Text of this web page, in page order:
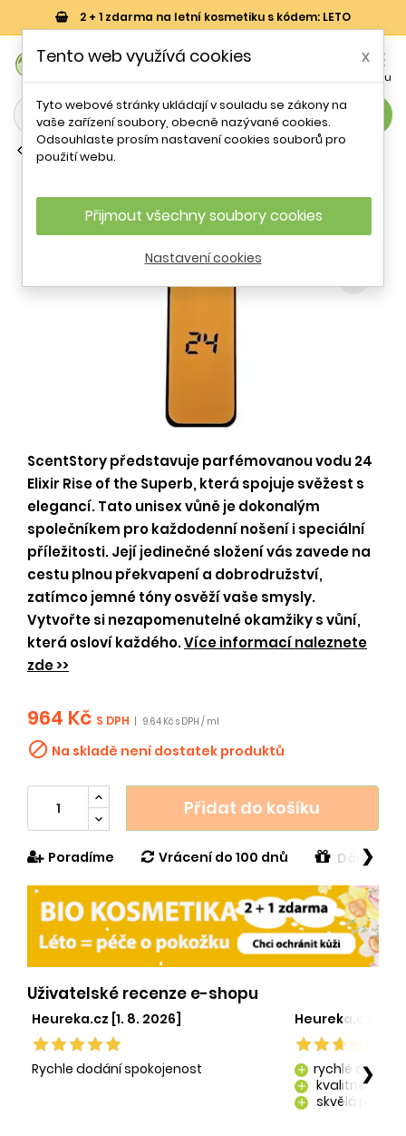
2 + 1 zdarma na letní kosmetiku s kódem: LETO

Menu
search
Parfémové vody (EDP)
EDP U 100 ml
ScentStory představuje parfémovanou vodu 24
Elixir Rise of the Superb, která spojuje svěžest s
elegancí. Tato unisex vůně je dokonalým
společníkem pro každodenní nošení i speciální
příležitosti. Její jedinečné složení vás zavede na
cestu plnou překvapení a dobrodružství,
zatímco jemné tóny osvěží vaše smysly.
Vytvořte si nezapomenutelné okamžiky s vůní,
která osloví každého.Více informací naleznete
zde >>
964 Kč S DPH 9.64 Kč s DPH / ml
 Na skladě není dostatek produktů
Přidat do košíku
Poradíme Vrácení do 100 dnů Dárek v
❯
Uživatelské recenze e-shopu
Heureka.cz [1. 8. 2026]
Rychle dodání spokojenost
Heureka.cz [29.
add rychlé dodání
add kvalitně
add skvělá péče o
❯
Tento web využívá cookies x
Tyto webové stránky ukládají v souladu se zákony na
vaše zařízení soubory, obecně nazývané cookies.
Odsouhlaste prosím nastavení cookies souborů pro
použití webu.
Přijmout všechny soubory cookies
Nastavení cookies